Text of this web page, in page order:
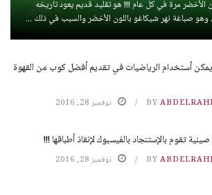
الأخضر مرة في كل عام !!! هو تقليد قديم يعود تاريخه
صباغة نهر شيكاغو باللون الأخضر والسبب في ذلك ...
أستخدام الرياضيات في تقديم أفضل كوب من القهوة
BY نوفمبر 28, 2016
تقوم بالإستنجاد بالفيسبوك لإنقاذ أطباقها !!!
BY نوفمبر 28, 2016